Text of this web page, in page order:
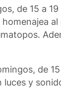
de 15 a
de
y